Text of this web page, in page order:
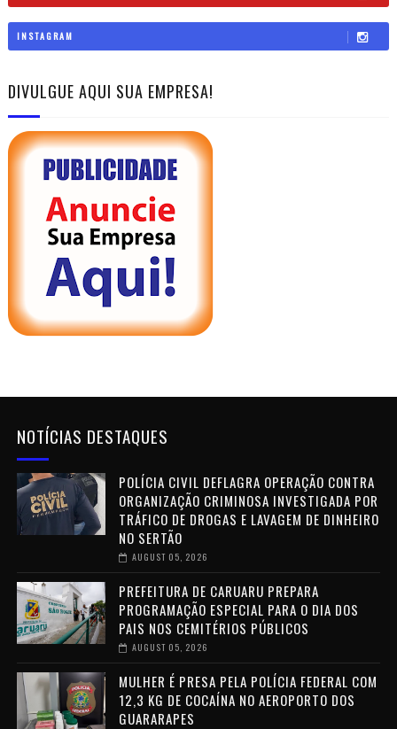
INSTAGRAM
DIVULGUE AQUI SUA EMPRESA!
NOTÍCIAS DESTAQUES
POLÍCIA CIVIL DEFLAGRA OPERAÇÃO CONTRA
ORGANIZAÇÃO CRIMINOSA INVESTIGADA POR
TRÁFICO DE DROGAS E LAVAGEM DE DINHEIRO
NO SERTÃO
AUGUST 05, 2026
PREFEITURA DE CARUARU PREPARA
PROGRAMAÇÃO ESPECIAL PARA O DIA DOS
PAIS NOS CEMITÉRIOS PÚBLICOS
AUGUST 05, 2026
MULHER É PRESA PELA POLÍCIA FEDERAL COM
12,3 KG DE COCAÍNA NO AEROPORTO DOS
GUARARAPES